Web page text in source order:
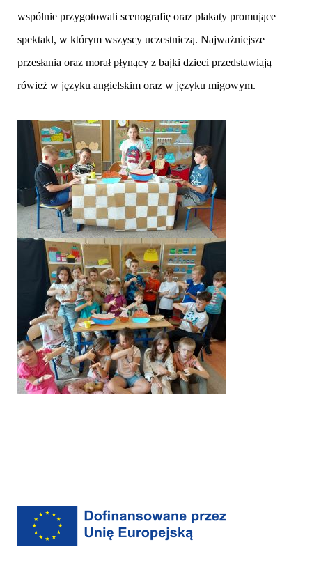
wspólnie przygotowali scenografię oraz plakaty promujące
spektakl, w którym wszyscy uczestniczą. Najważniejsze
przesłania oraz morał płynący z bajki dzieci przedstawiają
rówież w języku angielskim oraz w języku migowym.